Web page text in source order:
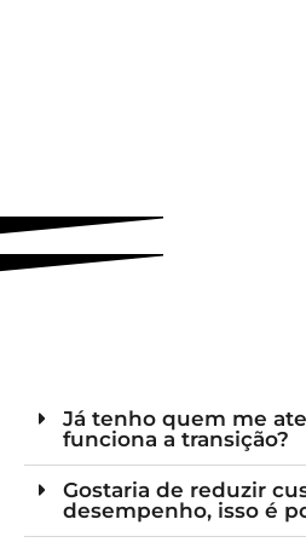
Já tenho quem me
funciona a transição?
Gostaria de reduzir
desempenho, isso é